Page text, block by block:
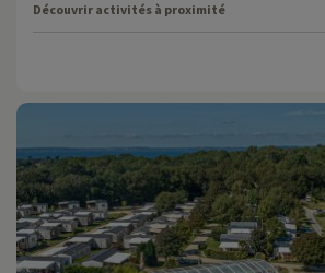
Découvrir activités à proximité